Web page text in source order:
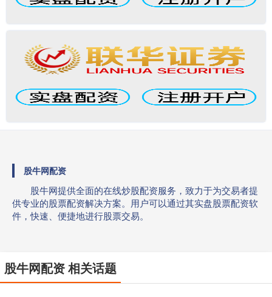
股牛网配资
股牛网提供全面的在线炒股配资服务，致力于为交易者提
供专业的股票配资解决方案。用户可以通过其实盘股票配资软
件，快速、便捷地进行股票交易。
股牛网配资 相关话题